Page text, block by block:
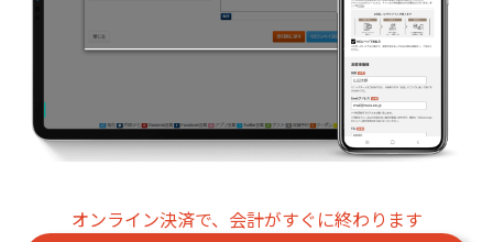
オンライン決済で、会計がすぐに終わります